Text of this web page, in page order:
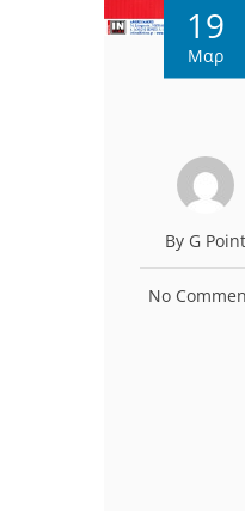
19
Μαρ
By G Point
No